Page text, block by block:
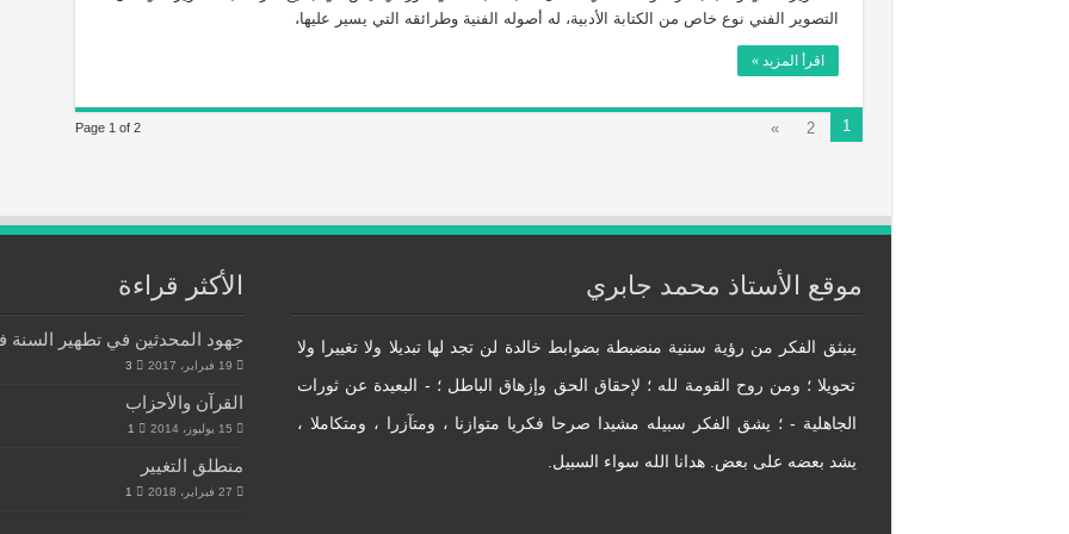
التصوير الفني نوع خاص من الكتابة الأدبية، له أصوله الفنية وطرائقه التي يسير عليها،
اقرأ المزيد »
Page 1 of 2 1
2
»
موقع الأستاذ محمد جابري
ينبثق الفكر من رؤية سننية منضبطة بضوابط خالدة لن تجد لها تبديلا ولا تغييرا ولا
تحويلا ؛ ومن روح القومة لله ؛ لإحقاق الحق وإزهاق الباطل ؛ - البعيدة عن ثورات
الجاهلية - ؛ يشق الفكر سبيله مشيدا صرحا فكريا متوازنا ، ومتآزرا ، ومتكاملا ،
يشد بعضه على بعض. هدانا الله سواء السبيل.
الأكثر قراءة
جهود المحدثين في تطهير السنة
19 فبراير، 2017 3
القرآن والأحزاب
15 يوليوز، 2014 1
منطلق التغيير
27 فبراير، 2018 1